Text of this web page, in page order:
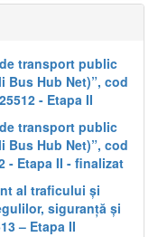
transport public
Hub Net)”, cod
- Etapa II
transport public
Hub Net)”, cod
- Etapa II - finalizat
al traficului și
siguranță și
– Etapa II